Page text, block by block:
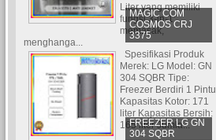
MAGIC COM
COSMOS CRJ
3375
Liter yang memiliki
fungsi 3-in-1:
memasak,
menghanga...
FREEZER LG GN
304 SQBR
Spesifikasi Produk
Merek: LG Model: GN
304 SQBR Tipe:
Freezer Berdiri 1 Pintu
Kapasitas Kotor: 171
liter Kapasitas Bersih:
165 liter Jumla...